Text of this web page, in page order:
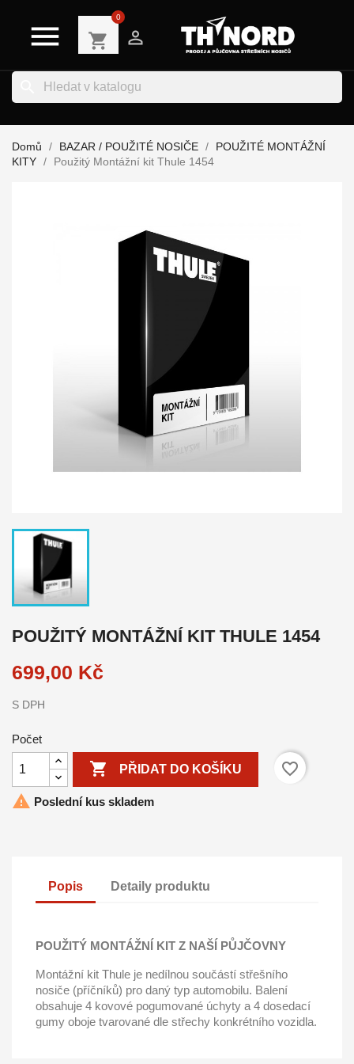
 shopping_cart
0

Domů BAZAR / POUŽITÉ NOSIČE
POUŽITÉ MONTÁŽNÍ
KITY
Použitý Montážní kit Thule 1454
POUŽITÝ MONTÁŽNÍ KIT THULE 1454
699,00 Kč
S DPH
Počet
 PŘIDAT DO KOŠÍKU
favorite_border
 Poslední kus skladem
Popis Detaily produktu
POUŽITÝ MONTÁŽNÍ KIT Z NAŠÍ PŮJČOVNY
Montážní kit Thule je nedílnou součástí střešního
nosiče (příčníků) pro daný typ automobilu. Balení
obsahuje 4 kovové pogumované úchyty a 4 dosedací
gumy oboje tvarované dle střechy konkrétního vozidla.